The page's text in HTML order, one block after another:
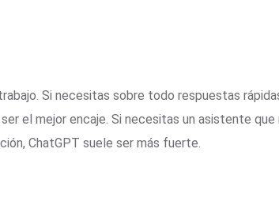
Si necesitas sobre todo respuestas
el mejor encaje. Si necesitas un asistente que
ChatGPT suele ser más fuerte.